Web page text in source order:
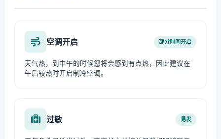
空调开启 部分时间开启
天气热，到中午的时候您将会感到有点热，因此建议在
午后较热时开启制冷空调。
过敏 易发